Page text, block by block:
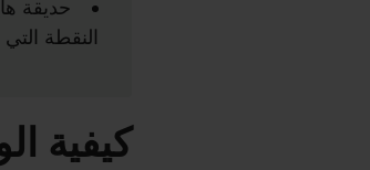
حديقة
النقطة
كيفية